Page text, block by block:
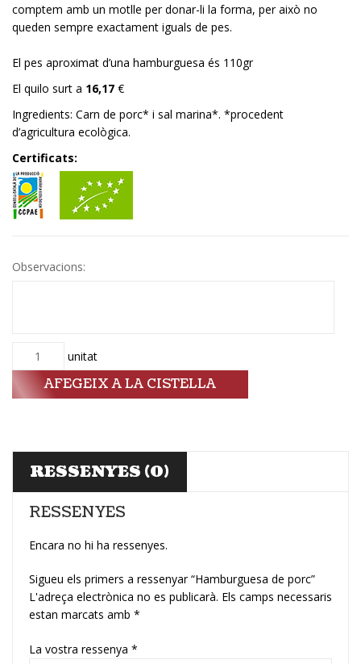
comptem amb un motlle per donar-li la forma, per això no
queden sempre exactament iguals de pes.
El pes aproximat d’una hamburguesa és 110gr
El quilo surt a 16,17 €
Ingredients: Carn de porc* i sal marina*. *procedent
d’agricultura ecològica.
Certificats:
Observacions:
Quantitat unitat
AFEGEIX A LA CISTELLA
RESSENYES (0)
RESSENYES
Encara no hi ha ressenyes.
Sigueu els primers a ressenyar “Hamburguesa de porc”
L'adreça electrònica no es publicarà. Els camps necessaris
estan marcats amb *
La vostra ressenya *